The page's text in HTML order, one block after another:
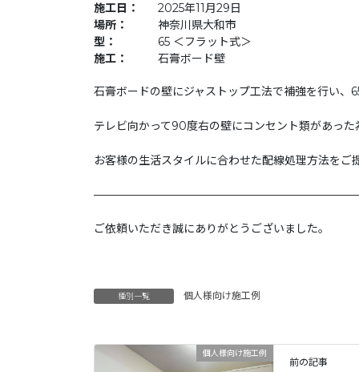
施工日：
2025年11月29日
場所：
神奈川県大和市
型：
65 ＜フラット式＞
施工：
石膏ボード壁
石膏ボードの壁にジャストップ工法で補強を行い
テレビ向かって90度右の壁にコンセント類があっ
お客様の生活スタイルに合わせた配線処理方法を
ご依頼いただき誠にありがとうございました。
種別一覧 個人様向け施工例
個人様向け施工例
前の記事